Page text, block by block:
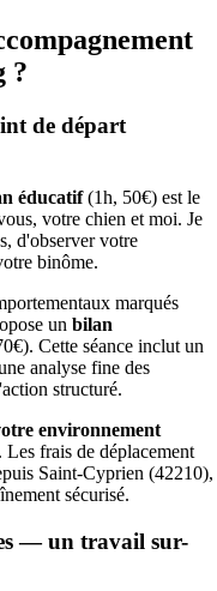
?
de départ
éducatif(1h, 50€) est le
votre chien et moi. Je
d'observer votre
binôme.
marqués
un bilan
Cette séance inclut un
analyse fine des
structuré.
environnement
frais de déplacement
Saint-Cyprien (42210),
sécurisé.
— un travail sur-